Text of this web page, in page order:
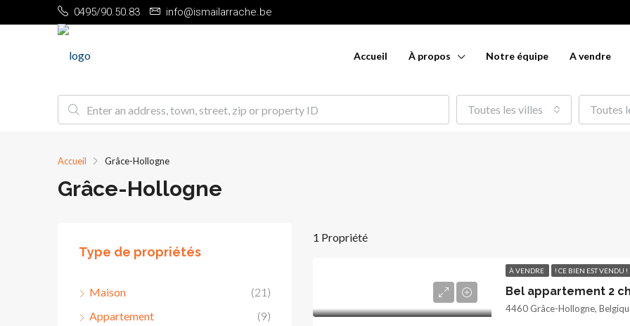
0495/90.50.83 info@ismailarrache.be
Accueil À propos Notre équipe A vendre
Toutes les villes Toutes
Accueil Grâce-Hollogne
Grâce-Hollogne
1 Propriété
À VENDRE ! CE BIEN EST VENDU !
4460 Grâce-Hollogne,
Type de propriétés
Maison
(21)
Appartement
(9)